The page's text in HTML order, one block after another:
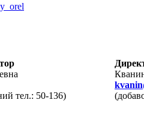
тел.: 50-136)